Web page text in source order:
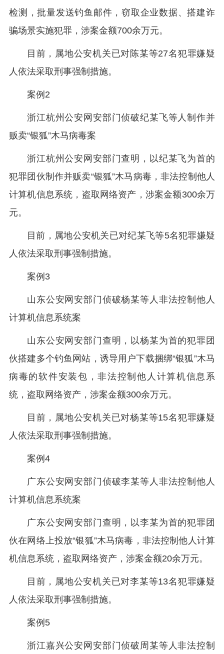
检测，批量发送钓鱼邮件，窃取企业数据、搭建诈
骗场景实施犯罪，涉案金额700余万元。
目前，属地公安机关已对陈某等27名犯罪嫌疑
人依法采取刑事强制措施。
案例2
浙江杭州公安网安部门侦破纪某飞等人制作并
贩卖“银狐”木马病毒案
浙江杭州公安网安部门查明，以纪某飞为首的
犯罪团伙制作并贩卖“银狐”木马病毒，非法控制他人
计算机信息系统，盗取网络资产，涉案金额300余万
元。
目前，属地公安机关已对纪某飞等5名犯罪嫌疑
人依法采取刑事强制措施。
案例3
山东公安网安部门侦破杨某等人非法控制他人
计算机信息系统案
山东公安网安部门查明，以杨某为首的犯罪团
伙搭建多个钓鱼网站，诱导用户下载捆绑“银狐”木马
病毒的软件安装包，非法控制他人计算机信息系
统，盗取网络资产，涉案金额300余万元。
目前，属地公安机关已对杨某等15名犯罪嫌疑
人依法采取刑事强制措施。
案例4
广东公安网安部门侦破李某等人非法控制他人
计算机信息系统案
广东公安网安部门查明，以李某为首的犯罪团
伙在网络上投放“银狐”木马病毒，非法控制他人计算
机信息系统，盗取网络资产，涉案金额20余万元。
目前，属地公安机关已对李某等13名犯罪嫌疑
人依法采取刑事强制措施。
案例5
浙江嘉兴公安网安部门侦破周某等人非法控制